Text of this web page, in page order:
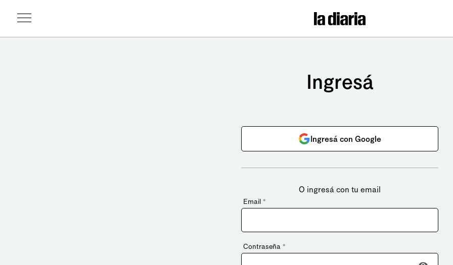
Ingresá
Ingresá con Google
O ingresá con tu email
Email *
Contraseña *